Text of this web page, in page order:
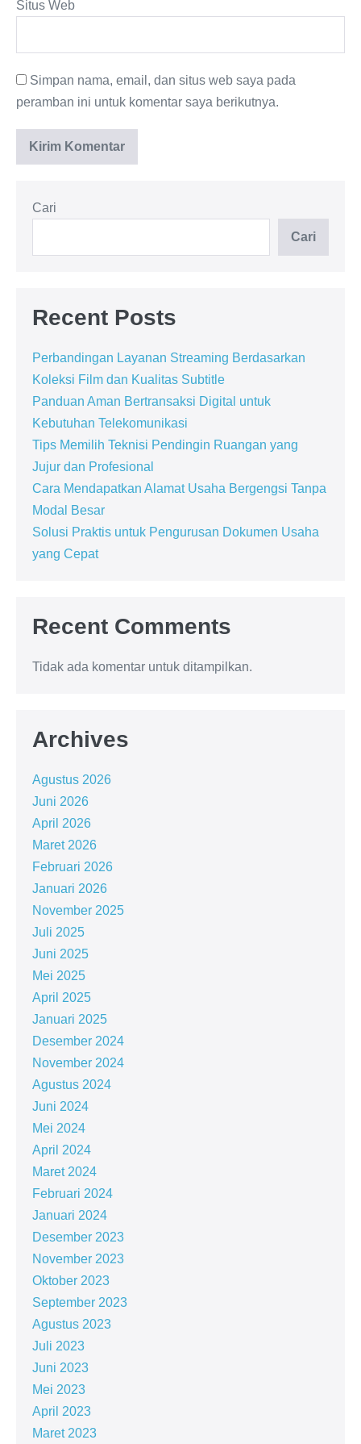
Situs Web
Simpan nama, email, dan situs web saya pada
peramban ini untuk komentar saya berikutnya.
Cari
Cari
Recent Posts
Perbandingan Layanan Streaming Berdasarkan
Koleksi Film dan Kualitas Subtitle
Panduan Aman Bertransaksi Digital untuk
Kebutuhan Telekomunikasi
Tips Memilih Teknisi Pendingin Ruangan yang
Jujur dan Profesional
Cara Mendapatkan Alamat Usaha Bergengsi Tanpa
Modal Besar
Solusi Praktis untuk Pengurusan Dokumen Usaha
yang Cepat
Recent Comments
Tidak ada komentar untuk ditampilkan.
Archives
Agustus 2026
Juni 2026
April 2026
Maret 2026
Februari 2026
Januari 2026
November 2025
Juli 2025
Juni 2025
Mei 2025
April 2025
Januari 2025
Desember 2024
November 2024
Agustus 2024
Juni 2024
Mei 2024
April 2024
Maret 2024
Februari 2024
Januari 2024
Desember 2023
November 2023
Oktober 2023
September 2023
Agustus 2023
Juli 2023
Juni 2023
Mei 2023
April 2023
Maret 2023